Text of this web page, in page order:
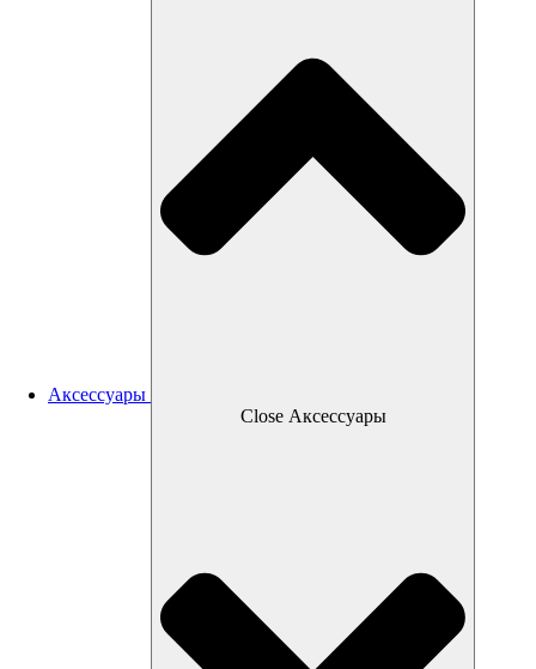
Аксессуары
Close Аксессуары